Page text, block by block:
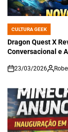
POSTED
IN
CULTURA GEEK
Dragon Quest X
Conversacional e
on
23/03/2026